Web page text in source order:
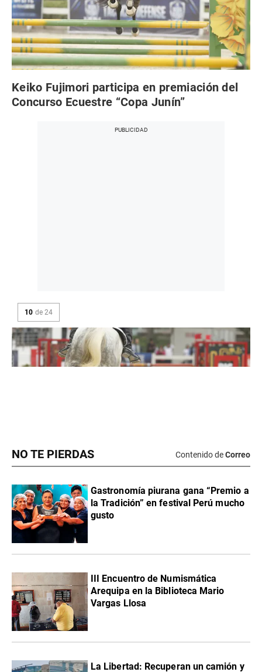
NO TE PIERDAS Contenido deCorreo
Gastronomía piurana gana “Premio a
la Tradición” en festival Perú mucho
gusto
III Encuentro de Numismática
Arequipa en la Biblioteca Mario
Vargas Llosa
La Libertad: Recuperan un camión y